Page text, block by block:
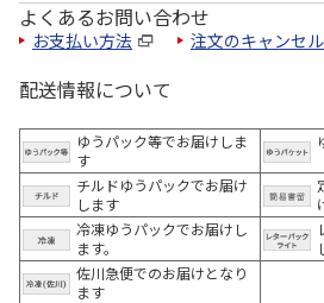
よくあるお問い合わせ
お支払い方法 注文のキャンセ
配送情報について
ゆうパック等でお届けしま
す
チルドゆうパックでお届け
します
冷凍ゆうパックでお届けし
ます。
佐川急便でのお届けとなり
ます